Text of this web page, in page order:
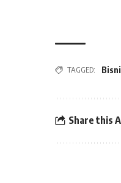
TAGGED:
Share this